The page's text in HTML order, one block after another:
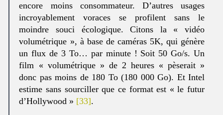
encore moins consommateur. D’autres usages
incroyablement voraces se profilent sans le
moindre souci écologique. Citons la « vidéo
volumétrique », à base de caméras 5K, qui génère
un flux de 3 To… par minute ! Soit 50 Go/s. Un
film « volumétrique » de 2 heures « pèserait »
donc pas moins de 180 To (180 000 Go). Et Intel
estime sans sourciller que ce format est « le futur
d’Hollywood » [33].